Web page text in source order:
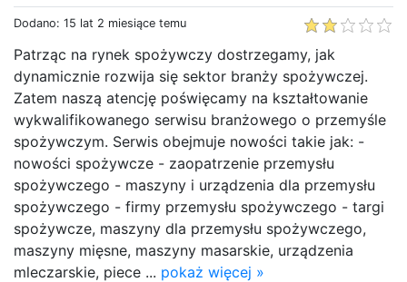
Dodano: 15 lat 2 miesiące temu
Patrząc na rynek spożywczy dostrzegamy, jak
dynamicznie rozwija się sektor branży spożywczej.
Zatem naszą atencję poświęcamy na kształtowanie
wykwalifikowanego serwisu branżowego o przemyśle
spożywczym. Serwis obejmuje nowości takie jak: -
nowości spożywcze - zaopatrzenie przemysłu
spożywczego - maszyny i urządzenia dla przemysłu
spożywczego - firmy przemysłu spożywczego - targi
spożywcze, maszyny dla przemysłu spożywczego,
maszyny mięsne, maszyny masarskie, urządzenia
mleczarskie, piece ... pokaż więcej »